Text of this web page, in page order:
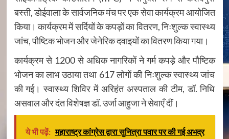
बस्ती, डोईवाला के सार्वजनिक मंच पर एक सेवा कार्यक्रम आयोजित
किया। कार्यक्रम में सर्दियों के कपड़ों का वितरण, निःशुल्क स्वास्थ्य
जांच, पौष्टिक भोजन और जेनेरिक दवाइयों का वितरण किया गया।
कार्यक्रम से 1200 से अधिक नागरिकों ने गर्म कपड़े और पौष्टिक
भोजन का लाभ उठाया तथा 617 लोगों की निःशुल्क स्वास्थ्य जांच
की गई। स्वास्थ्य शिविर में अरिहंत अस्पताल की टीम, डॉ. निधि
असवाल और दंत विशेषज्ञ डॉ. उर्जा आहुजा ने सेवाएँ दीं।
ये भी पढ़ें: महाराष्ट्र कांग्रेस द्वारा सुनित्रा पवार पर की गई अभद्र